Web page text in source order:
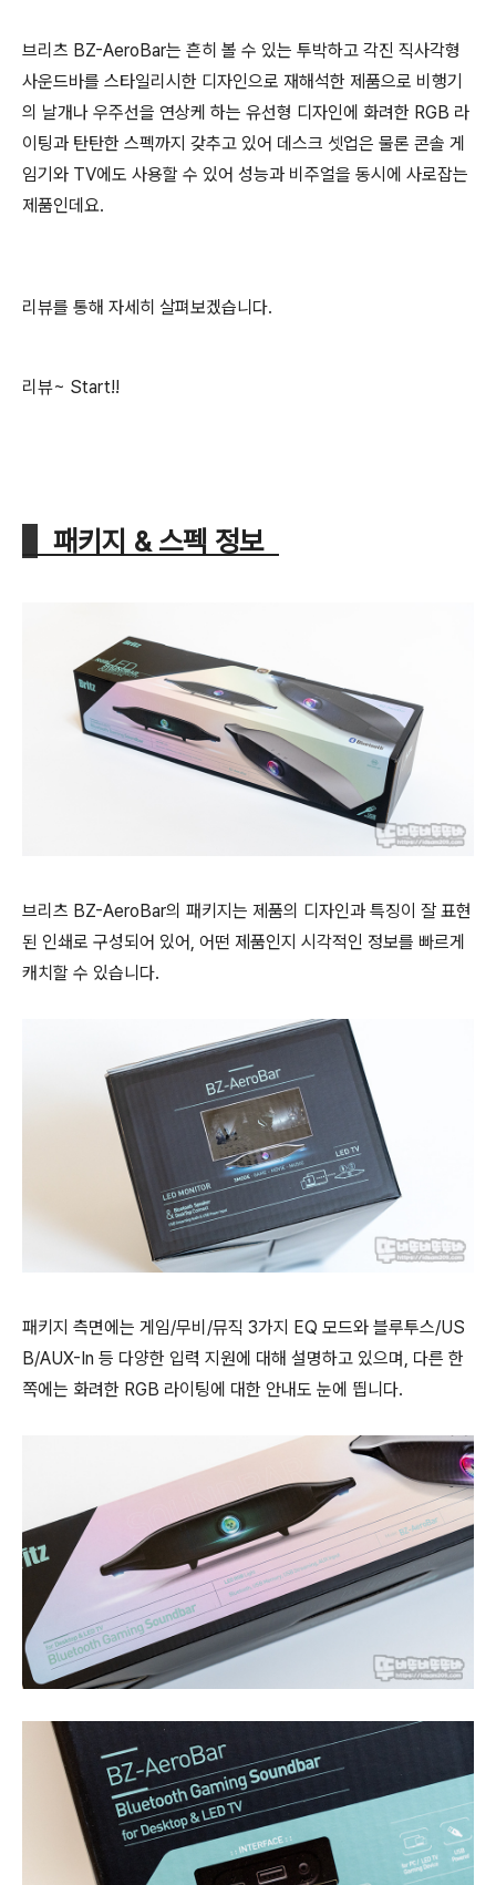
브리츠 BZ-AeroBar는 흔히 볼 수 있는 투박하고 각진 직사각형
사운드바를 스타일리시한 디자인으로 재해석한 제품으로 비행기
의 날개나 우주선을 연상케 하는 유선형 디자인에 화려한 RGB 라
이팅과 탄탄한 스펙까지 갖추고 있어 데스크 셋업은 물론 콘솔 게
임기와 TV에도 사용할 수 있어 성능과 비주얼을 동시에 사로잡는
제품인데요.
리뷰를 통해 자세히 살펴보겠습니다.
리뷰~ Start!!
패키지 & 스펙 정보
브리츠 BZ-AeroBar의 패키지는 제품의 디자인과 특징이 잘 표현
된 인쇄로 구성되어 있어, 어떤 제품인지 시각적인 정보를 빠르게
캐치할 수 있습니다.
패키지 측면에는 게임/무비/뮤직 3가지 EQ 모드와 블루투스/US
B/AUX-In 등 다양한 입력 지원에 대해 설명하고 있으며, 다른 한
쪽에는 화려한 RGB 라이팅에 대한 안내도 눈에 띕니다.